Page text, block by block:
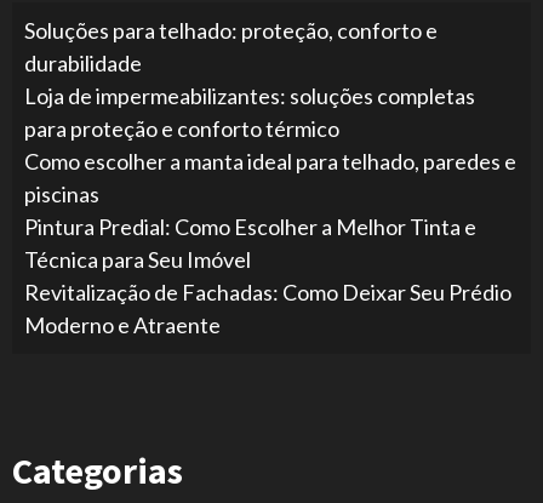
Soluções para telhado: proteção, conforto e
durabilidade
Loja de impermeabilizantes: soluções completas
para proteção e conforto térmico
Como escolher a manta ideal para telhado, paredes e
piscinas
Pintura Predial: Como Escolher a Melhor Tinta e
Técnica para Seu Imóvel
Revitalização de Fachadas: Como Deixar Seu Prédio
Moderno e Atraente
Categorias